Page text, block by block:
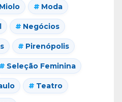
Miolo Moda
Negócios
Pirenópolis
Seleção Feminina
Teatro